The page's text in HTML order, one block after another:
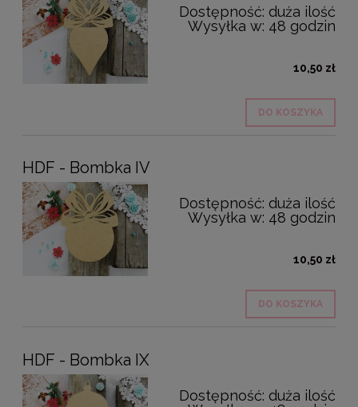
Dostępność: duża ilość
Wysyłka w: 48 godzin
10,50 zł
DO KOSZYKA
HDF - Bombka IV
Dostępność: duża ilość
Wysyłka w: 48 godzin
10,50 zł
DO KOSZYKA
HDF - Bombka IX
Dostępność: duża ilość